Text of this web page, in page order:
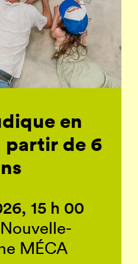
en
partir de 6
15 h 00
MÉCA